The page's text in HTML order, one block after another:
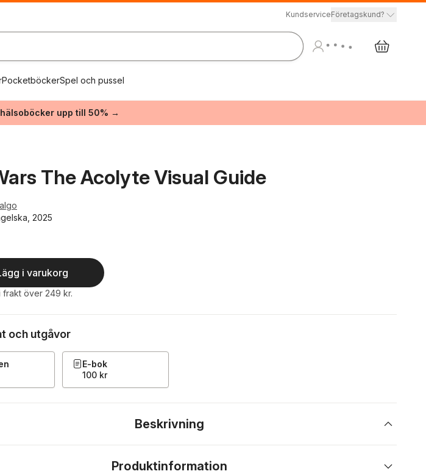
KundserviceFöretagskund?
PocketböckerSpel och pussel
upp till 50% →
The Acolyte Visual Guide
2025
i varukorg
frakt över 249 kr.
och utgåvor
E-bok
100 kr
Beskrivning
Produktinformation